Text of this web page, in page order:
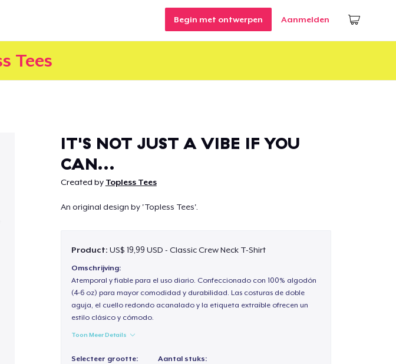
Begin met ontwerpen Aanmelden
Tees
IT'S NOT JUST A VIBE IF YOU
CAN...
Created by Topless Tees
An original design by 'Topless Tees'.
Product: US$ 19,99 USD - Classic Crew Neck T-Shirt
Omschrijving:
Atemporal y fiable para el uso diario. Confeccionado con 100% algodón
(4-6 oz) para mayor comodidad y durabilidad. Las costuras de doble
aguja, el cuello redondo acanalado y la etiqueta extraíble ofrecen un
estilo clásico y cómodo.
Toon Meer Details
Selecteer grootte: Aantal stuks: